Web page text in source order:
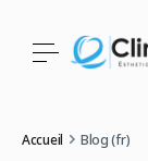
Accueil Blog (fr)